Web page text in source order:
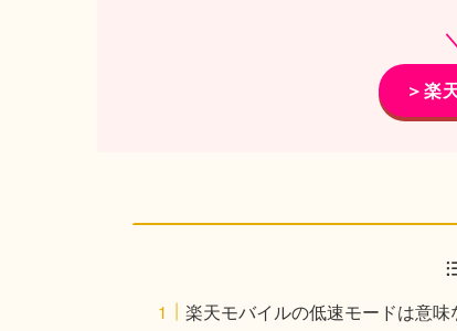
＞楽
楽天モバイルの低速モードは意味